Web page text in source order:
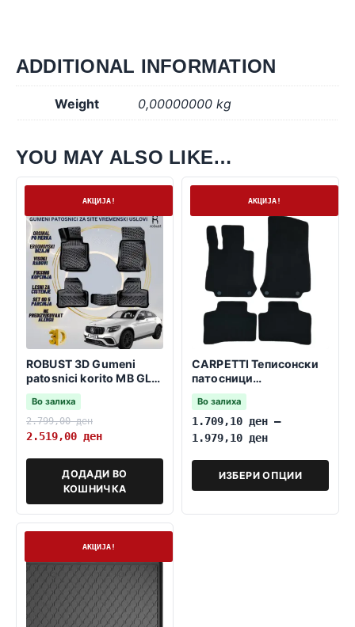
ADDITIONAL INFORMATION
Weight 0,00000000 kg
YOU MAY ALSO LIKE…
АКЦИЈА!
ROBUST 3D Gumeni
patosnici korito MB GLC
Coupe C253 2015-22
Во залиха
2.799,00ден
2.519,00 ден
ДОДАДИ ВО
КОШНИЧКА
АКЦИЈА!
CARPETTI Теписонски
патосници
компатибилни за
ПАТОСНИЦИ МБ ГЛЦ
Купе C253 2015-2022
Во залиха
1.709,10 ден –
1.979,10 ден
ИЗБЕРИ ОПЦИИ
АКЦИЈА!